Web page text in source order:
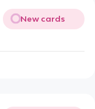
New cards